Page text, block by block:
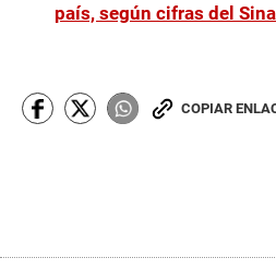
país, según cifras del
COPIAR